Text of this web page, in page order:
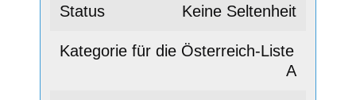
Keine Seltenheit
A